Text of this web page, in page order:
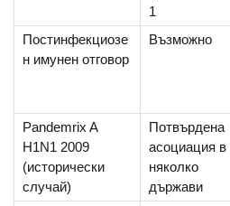
1
Постинфекциозе
н имунен отговор
Възможно
Pandemrix A
H1N1 2009
(исторически
случай)
Потвърдена
асоциация в
няколко
държави